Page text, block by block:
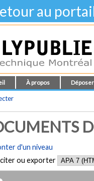
au
À propos Déposer
d'un niveau
ou exporter